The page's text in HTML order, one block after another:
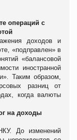
операций с
доходов и
«подправлен» в
«балансовой
иностранной
Таким образом,
разниц от
когда валюты
на доходы
До изменений